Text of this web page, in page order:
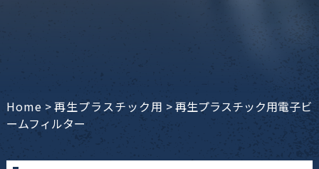
Home >再生プラスチック用 >再生プラスチック用電子ビ
ームフィルター